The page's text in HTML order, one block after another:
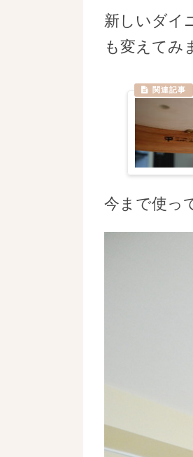
新しいダイ
も変えてみ
今まで使っ